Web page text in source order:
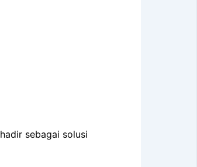
hadir sebagai solusi